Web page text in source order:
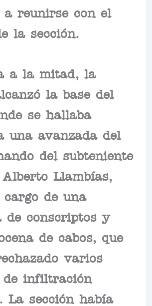
a reunirse con el
la sección.
a la mitad, la
la base del
se hallaba
una avanzada del
del subteniente
Llambías,
de una
de conscriptos y
de cabos, que
varios
de infiltración
La sección había